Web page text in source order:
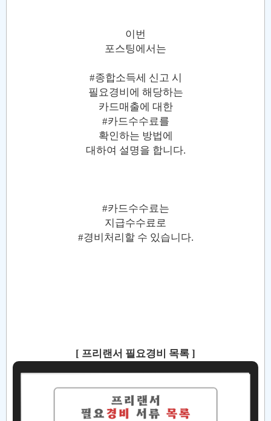
이번
포스팅에서는
#종합소득세 신고 시
필요경비에 해당하는
카드매출에 대한
#카드수수료를
확인하는 방법에
대하여 설명을 합니다.
#카드수수료는
지급수수료로
#경비처리할 수 있습니다.
[ 프리랜서 필요경비 목록 ]